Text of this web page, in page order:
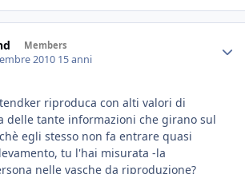
Members
2010 15 anni
riproduca con alti valori di
delle tante informazioni che girano sul
egli stesso non fa entrare quasi
tu l'hai misurata -la
nelle vasche da riproduzione?